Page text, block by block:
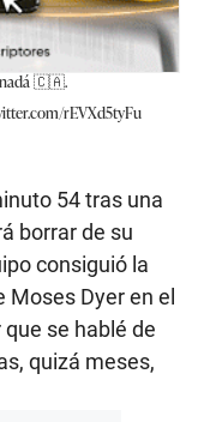
🇨🇦.
rEVXd5tyFu
54 tras una
borrar de su
consiguió la
Moses Dyer en el
se hablé de
quizá meses,